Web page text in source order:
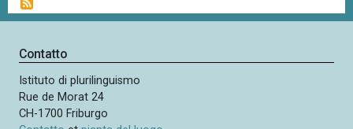
g
i
a
z
i
o
g
Contatto
Istituto di plurilinguismo
Rue de Morat 24
CH-1700 Friburgo